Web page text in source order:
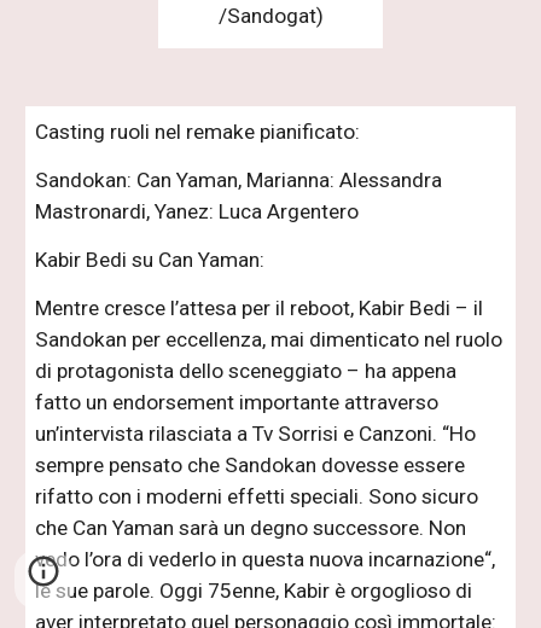
/Sandogat)
Casting ruoli nel remake pianificato:
Sandokan: Can Yaman, Marianna:Alessandra
Mastronardi, Yanez: Luca Argentero
Kabir Bedi su Can Yaman:
Mentre cresce l’attesa per il reboot, Kabir Bedi – il
Sandokan per eccellenza, mai dimenticato nel ruolo
di protagonista dello sceneggiato – ha appena
fatto un endorsement importante attraverso
un’intervista rilasciata a Tv Sorrisi e Canzoni. “Ho
sempre pensato che Sandokan dovesse essere
rifatto con i moderni effetti speciali. Sono sicuro
che Can Yaman sarà un degno successore. Non
vedo l’ora di vederlo in questa nuova incarnazione“,
le sue parole. Oggi 75enne, Kabir è orgoglioso di
aver interpretato quel personaggio così immortale: